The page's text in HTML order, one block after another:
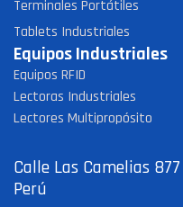
Terminales Portátiles
Tablets Industriales
Equipos Industriales
Equipos RFID
Lectoras Industriales
Lectores Multipropósito
Calle Las Camelias
Perú